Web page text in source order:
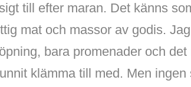
till efter maran. Det känns
mat och massor av godis.
bara promenader och det
klämma till med. Men ingen